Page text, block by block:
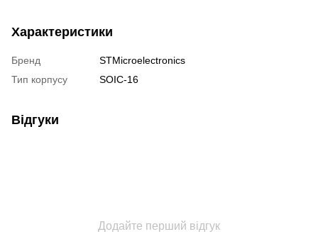
Характеристики
Бренд
STMicroelectronics
Тип корпусу
SOIC-16
Відгуки
Додайте перший відгук